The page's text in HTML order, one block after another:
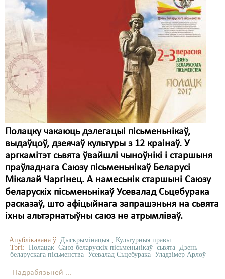
Полацку чакаюць дэлегацыі пісьменьнікаў,
выдаўцоў, дзеячаў культуры з 12 краінаў. У
аргкамітэт сьвята ўвайшлі чыноўнікі і старшыня
праўладнага Саюзу пісьменьнікаў Беларусі
Мікалай Чаргінец. А намесьнік старшыні Саюзу
беларускіх пісьменьнікаў Усевалад Сьцебурака
расказаў, што афіцыйнага запрашэньня на сьвята
іхны альтэрнатыўны саюз не атрымліваў.
Апублікавана ў Дыскрымінацыя , Культурныя правы
Тэгі: Полацак Саюз беларускіх пісьменьнікаў сьвята Дзень
беларускага пісьменства Усевалад Сьцебурака Уладзімер Арлоў
Падрабязьней ...